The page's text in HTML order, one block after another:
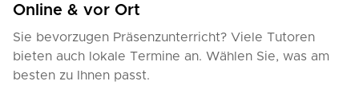
Online & vor Ort
Sie bevorzugen Präsenzunterricht? Viele Tutoren
bieten auch lokale Termine an. Wählen Sie, was am
besten zu Ihnen passt.